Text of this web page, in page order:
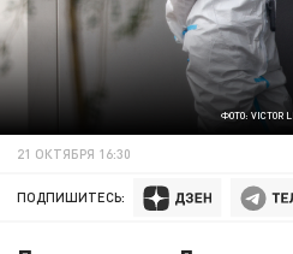
ФОТО: VICTOR
21 ОКТЯБРЯ 16:30
ПОДПИШИТЕСЬ: